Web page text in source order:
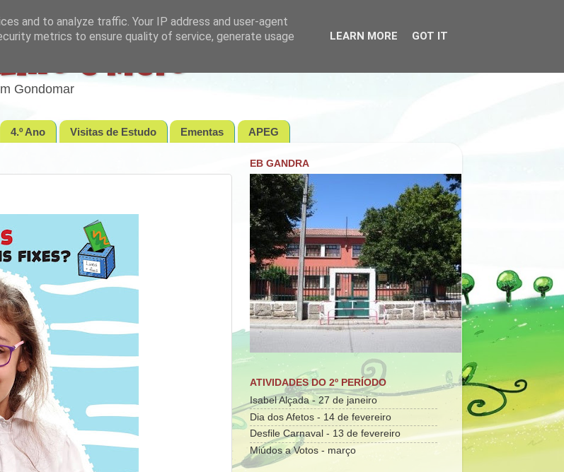
e Meio
Gondomar
4.º Ano Visitas de Estudo Ementas APEG
EB GANDRA
ATIVIDADES DO 2º PERÍODO
Isabel Alçada - 27 de janeiro
Dia dos Afetos - 14 de fevereiro
Desfile Carnaval - 13 de fevereiro
Miúdos a Votos - março
and to analyze traffic. Your IP address and user-agent
metrics to ensure quality of service, generate usage
LEARN MORE GOT IT